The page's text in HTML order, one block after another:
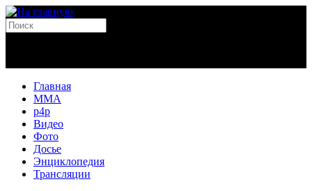
Главная
MMA
p4p
Видео
Фото
Досье
Энциклопедия
Трансляции